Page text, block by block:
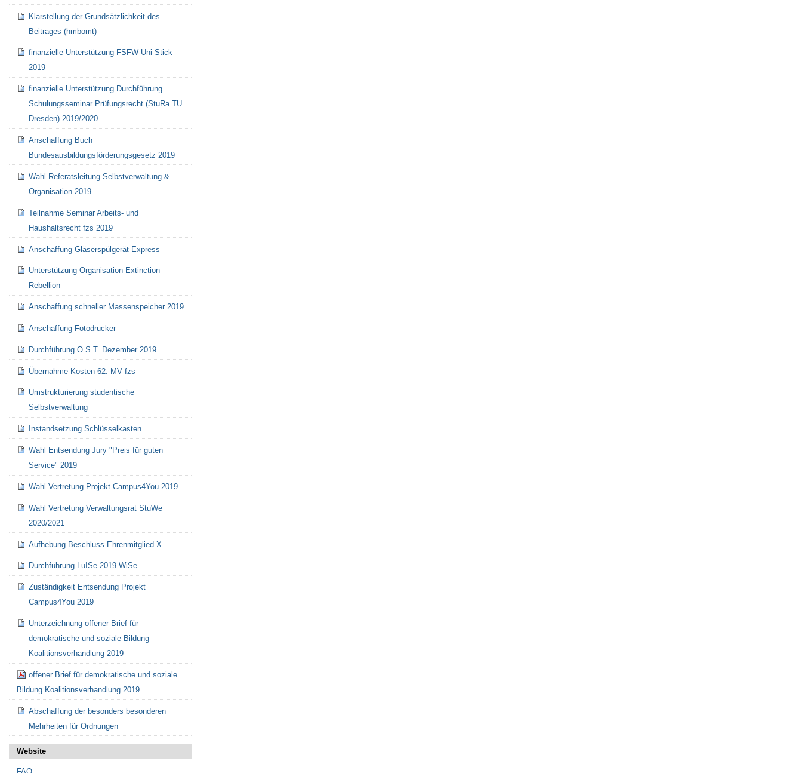
Klarstellung der Grundsätzlichkeit des
Beitrages (hmbomt)
finanzielle Unterstützung FSFW-Uni-Stick
2019
finanzielle Unterstützung Durchführung
Schulungsseminar Prüfungsrecht (StuRa TU
Dresden) 2019/2020
Anschaffung Buch
Bundesausbildungsförderungsgesetz 2019
Wahl Referatsleitung Selbstverwaltung &
Organisation 2019
Teilnahme Seminar Arbeits- und
Haushaltsrecht fzs 2019
Anschaffung Gläserspülgerät Express
Unterstützung Organisation Extinction
Rebellion
Anschaffung schneller Massenspeicher 2019
Anschaffung Fotodrucker
Durchführung O.S.T. Dezember 2019
Übernahme Kosten 62. MV fzs
Umstrukturierung studentische
Selbstverwaltung
Instandsetzung Schlüsselkasten
Wahl Entsendung Jury "Preis für guten
Service" 2019
Wahl Vertretung Projekt Campus4You 2019
Wahl Vertretung Verwaltungsrat StuWe
2020/2021
Aufhebung Beschluss Ehrenmitglied X
Durchführung LuISe 2019 WiSe
Zuständigkeit Entsendung Projekt
Campus4You 2019
Unterzeichnung offener Brief für
demokratische und soziale Bildung
Koalitionsverhandlung 2019
offener Brief für demokratische und soziale
Bildung Koalitionsverhandlung 2019
Abschaffung der besonders besonderen
Mehrheiten für Ordnungen
Website